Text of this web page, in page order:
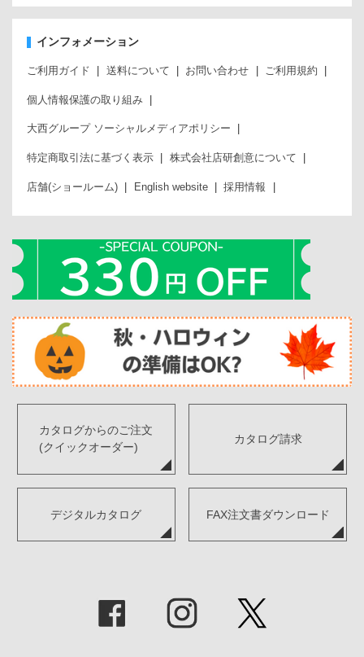
インフォメーション
ご利用ガイド 送料について お問い合わせ ご利用規約
個人情報保護の取り組み
大西グループ ソーシャルメディアポリシー
特定商取引法に基づく表示 株式会社店研創意について
店舗(ショールーム) English website 採用情報
カタログからのご注文
(クイックオーダー)
カタログ請求
デジタルカタログ FAX注文書ダウンロード